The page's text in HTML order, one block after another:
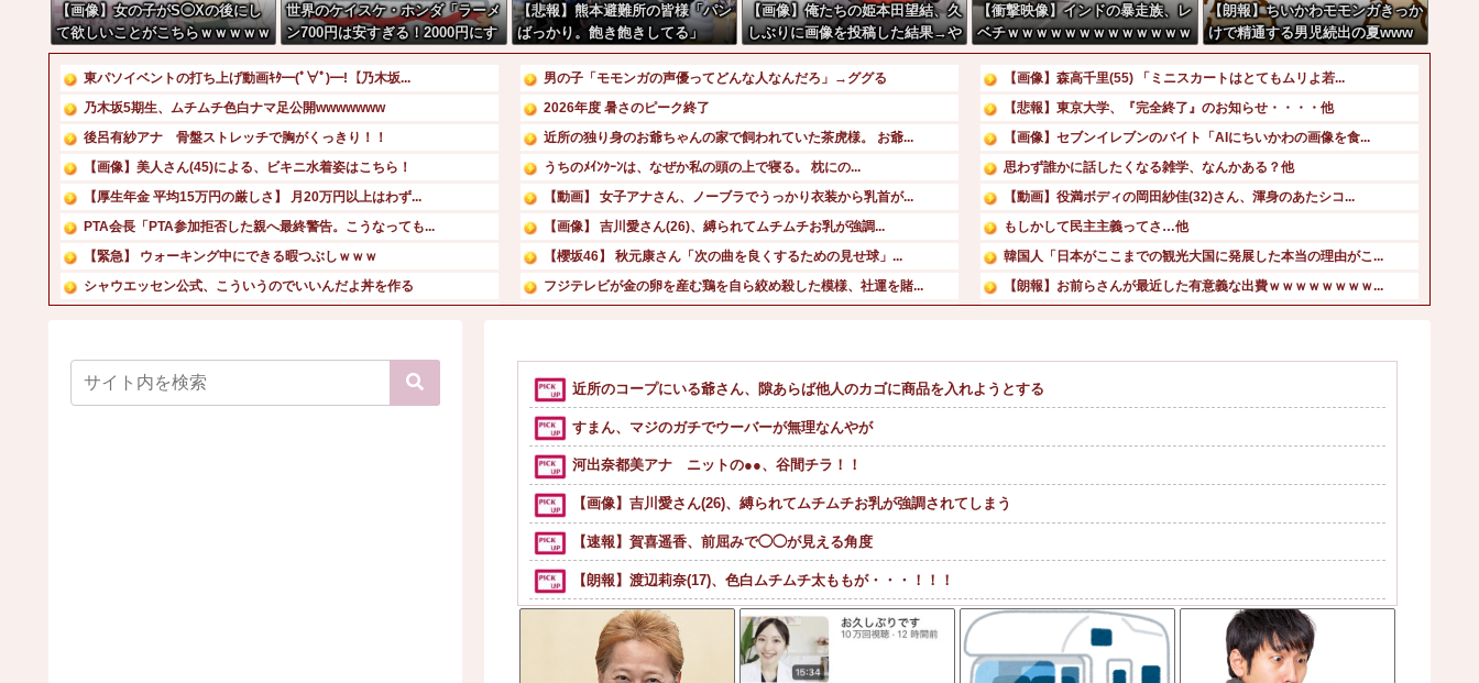
【画像】女の子がS◯Xの後にし
て欲しいことがこちらｗｗｗｗｗ
ｗ
世界のケイスケ・ホンダ「ラーメ
ン700円は安すぎる！2000円にす
るべき」
【悲報】熊本避難所の皆様「パン
ばっかり。飽き飽きしてる」
【画像】俺たちの姫本田望結、久
しぶりに画像を投稿した結果→や
っぱりワイらの姫だったw w w w
w w w w w w
【衝撃映像】インドの暴走族、レ
ベチｗｗｗｗｗｗｗｗｗｗｗｗｗ
ｗｗｗ
【朗報】ちいかわモモンガきっか
けで精通する男児続出の夏www
ww
東パソイベントの打ち上げ動画ｷﾀ━(ﾟ∀ﾟ)━!【乃木坂...
乃木坂5期生、ムチムチ色白ナマ足公開wwwwwww
後呂有紗アナ 骨盤ストレッチで胸がくっきり！！
【画像】美人さん(45)による、ビキニ水着姿はこちら！
【厚生年金 平均15万円の厳しさ】 月20万円以上はわず...
PTA会長「PTA参加拒否した親へ最終警告。こうなっても...
【緊急】 ウォーキング中にできる暇つぶしｗｗｗ
シャウエッセン公式、こういうのでいいんだよ丼を作る
【画像】45歳女のビキニ水着姿w
【画像】金を払えば後藤真希さんのお胸の感触が堪能できるイ...
男の子「モモンガの声優ってどんな人なんだろ」→ググる
2026年度 暑さのピーク終了
近所の独り身のお爺ちゃんの家で飼われていた茶虎様。 お爺...
うちのﾒｲﾝｸｰﾝは、なぜか私の頭の上で寝る。 枕にの...
【動画】 女子アナさん、ノーブラでうっかり衣装から乳首が...
【画像】 吉川愛さん(26)、縛られてムチムチお乳が強調...
【櫻坂46】 秋元康さん「次の曲を良くするための見せ球」...
フジテレビが金の卵を産む鶏を自ら絞め殺した模様、社運を賭...
資産1億円突破でFIREの45歳独身男性が半年後に仕事復...
ミセスグリーンアップルってもうダメなんか？
【画像】森高千里(55) 「ミニスカートはとてもムリよ若...
【悲報】東京大学、『完全終了』のお知らせ・・・・他
【画像】セブンイレブンのバイト「AIにちいかわの画像を食...
思わず誰かに話したくなる雑学、なんかある？他
【動画】役満ボディの岡田紗佳(32)さん、渾身のあたシコ...
もしかして民主主義ってさ…他
韓国人「日本がここまでの観光大国に発展した本当の理由がこ...
【朗報】お前らさんが最近した有意義な出費ｗｗｗｗｗｗｗｗ...
よだももに連絡して髪型を決めてもらうあやめんとれんたん可...
近所のコープにいる爺さん、隙あらば他人のカゴに商品を入れようとする
すまん、マジのガチでウーバーが無理なんやが
河出奈都美アナ ニットの●●、谷間チラ！！
【画像】吉川愛さん(26)、縛られてムチムチお乳が強調されてしまう
【速報】賀喜遥香、前屈みで◯◯が見える角度
【朗報】渡辺莉奈(17)、色白ムチムチ太ももが・・・！！！
【日本横断】大型の台風15号(チャンホン)…お盆休みの天気に影響するおそれ
【動画】これはお見事。中国重慶市で珍しい事故が撮影される。